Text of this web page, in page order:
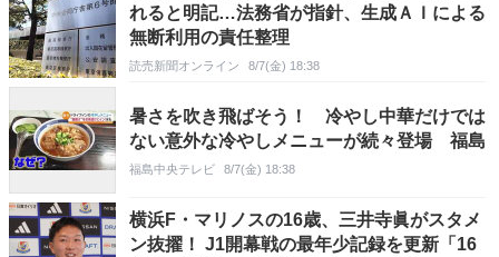
れると明記…法務省が指針、生成ＡＩによる
無断利用の責任整理
読売新聞オンライン 8/7(金) 18:38
暑さを吹き飛ばそう！ 冷やし中華だけでは
ない意外な冷やしメニューが続々登場 福島
福島中央テレビ 8/7(金) 18:38
横浜F・マリノスの16歳、三井寺眞がスタメ
ン抜擢！ J1開幕戦の最年少記録を更新「16